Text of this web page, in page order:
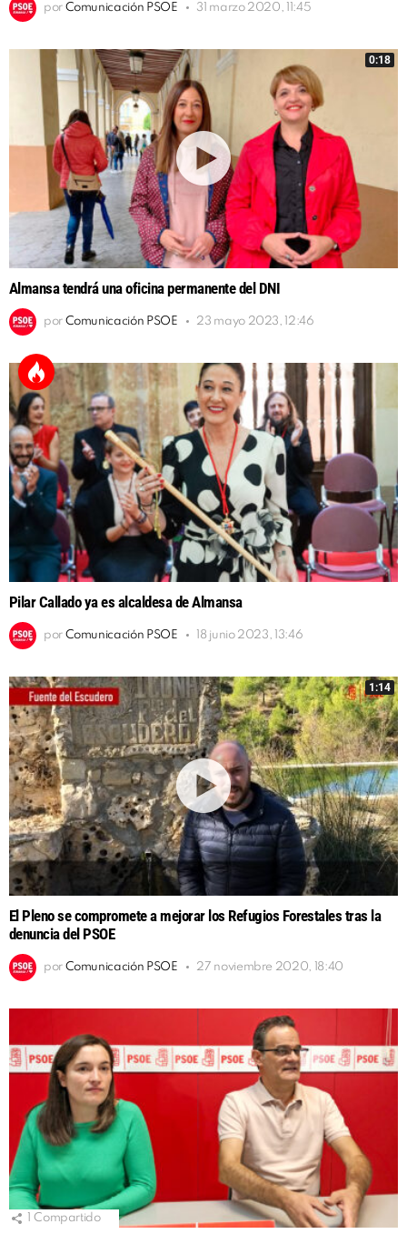
por Comunicación PSOE 31 marzo 2020, 11:45
0:18
Almansa tendrá una oficina permanente del DNI
por Comunicación PSOE 23 mayo 2023, 12:46
Pilar Callado ya es alcaldesa de Almansa
por Comunicación PSOE 18 junio 2023, 13:46
1:14
El Pleno se compromete a mejorar los Refugios Forestales tras la
denuncia del PSOE
por Comunicación PSOE 27 noviembre 2020, 18:40
Compartido